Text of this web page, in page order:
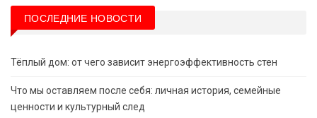
ПОСЛЕДНИЕ НОВОСТИ
Тёплый дом: от чего зависит энергоэффективность стен
Что мы оставляем после себя: личная история, семейные
ценности и культурный след